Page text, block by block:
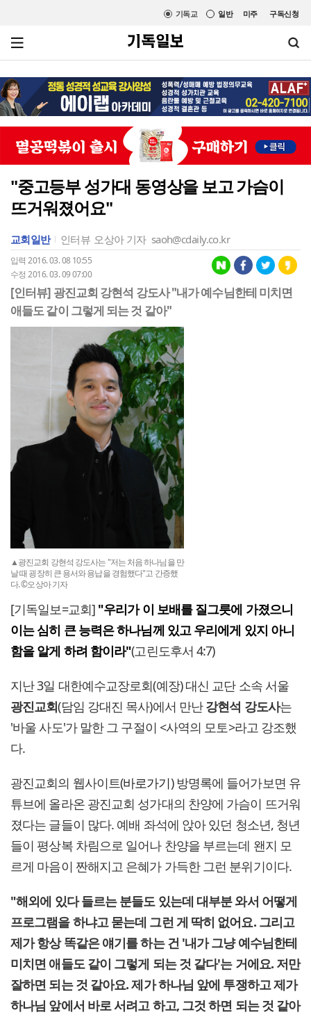
미주 구독신청
일반
기독교
"중고등부 성가대 동영상을 보고 가슴이
뜨거워졌어요"
교회일반 인터뷰 오상아 기자 saoh@cdaily.co.kr
입력 2016. 03. 08 10:55
수정 2016. 03. 09 07:00
[인터뷰] 광진교회 강현석 강도사 "내가 예수님한테 미치면
애들도 같이 그렇게 되는 것 같아"
▲광진교회 강현석 강도사는 "저는 처음 하나님을 만
날 때 굉장히 큰 용서와 용납을 경험했다"고 간증했
다. ©오상아 기자
[기독일보=교회] "우리가 이 보배를 질그릇에 가졌으니
이는 심히 큰 능력은 하나님께 있고 우리에게 있지 아니
함을 알게 하려 함이라"(고린도후서 4:7)
지난 3일 대한예수교장로회(예장) 대신 교단 소속 서울
광진교회(담임 강대진 목사)에서 만난강현석 강도사는
'바울 사도'가 말한 그 구절이 <사역의 모토>라고 강조했
다.
광진교회의 웹사이트(바로가기) 방명록에 들어가보면 유
튜브에 올라온 광진교회 성가대의 찬양에 가슴이 뜨거워
졌다는 글들이 많다. 예배 좌석에 앉아 있던 청소년, 청년
들이 평상복 차림으로 일어나 찬양을 부르는데 왠지 모
르게 마음이 짠해지고 은혜가 가득한 그런 분위기이다.
"해외에 있다 들르는 분들도 있는데 대부분 와서 어떻게
프로그램을 하냐고 묻는데 그런 게 딱히 없어요. 그리고
제가 항상 똑같은 얘기를 하는 건 '내가 그냥 예수님한테
미치면 애들도 같이 그렇게 되는 것 같다'는 거에요. 저만
잘하면 되는 것 같아요. 제가 하나님 앞에 투쟁하고 제가
하나님 앞에서 바로 서려고 하고, 그것 하면 되는 것 같아